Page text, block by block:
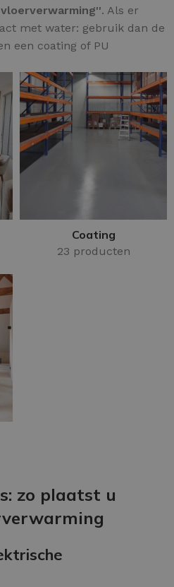
. Als er
met water: gebruik dan de
een coating of PU
Coating
23 producten
zo plaatst u